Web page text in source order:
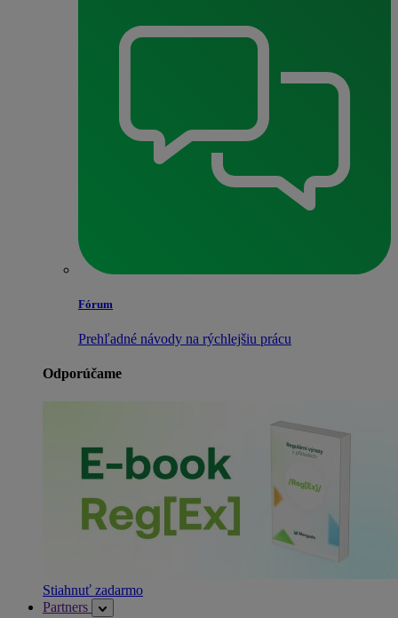
Fórum
Prehľadné návody na rýchlejšiu prácu
Odporúčame
Stiahnuť zadarmo
Partners